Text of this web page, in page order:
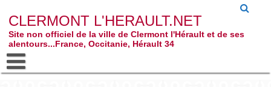
CLERMONT L'HERAULT.NET
Site non officiel de la ville de Clermont l'Hérault et de ses
alentours...France, Occitanie, Hérault 34